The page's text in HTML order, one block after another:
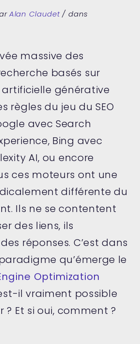
Alan Claudet
dans
massive des
basés sur
artificielle générative
règles du jeu du SEO
avec Search
Bing avec
AI, ou encore
ces moteurs ont une
différente du
Ils ne se contentent
des liens, ils
réponses. C’est dans
qu’émerge le
Optimization
il vraiment possible
? Et si oui, comment ?